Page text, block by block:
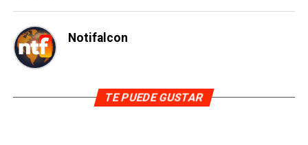
Notifalcon
TE PUEDE GUSTAR